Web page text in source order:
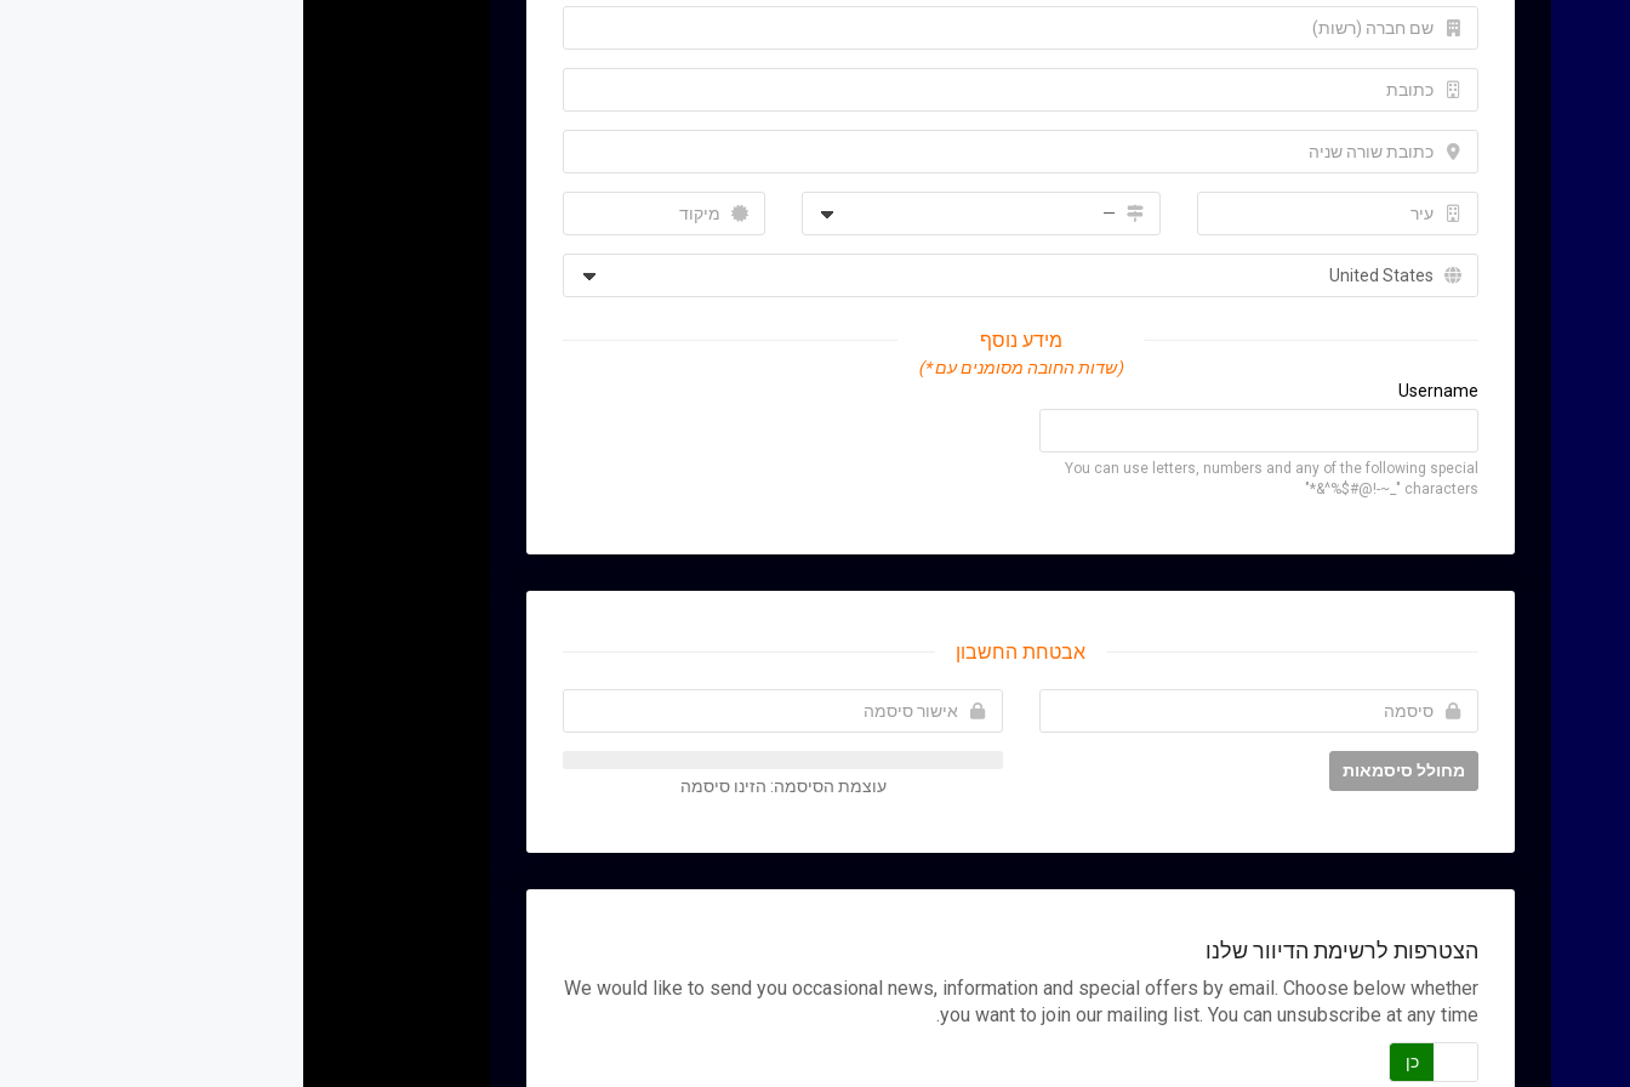
מידע נוסף
(שדות החובה מסומנים עם *)
Username
You can use letters, numbers and any of the following special
characters "_~-!@#$%^&*"
אבטחת החשבון
מחולל סיסמאות
עוצמת הסיסמה: הזינו סיסמה
הצטרפות לרשימת הדיוור שלנו
We would like to send you occasional news, information and special offers by email. Choose below whether
you want to join our mailing list. You can unsubscribe at any time.
כן